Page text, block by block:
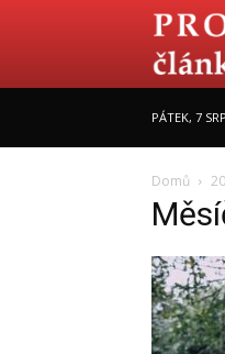
PÁTEK, 7
Domů